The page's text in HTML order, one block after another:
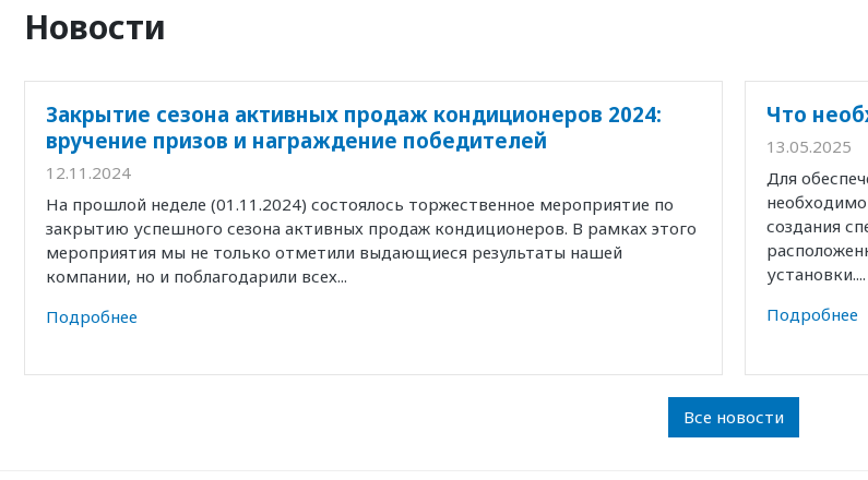
Новости
Закрытие сезона активных продаж кондиционеров 2024:
вручение призов и награждение победителей
12.11.2024
На прошлой неделе (01.11.2024) состоялось торжественное мероприятие по
закрытию успешного сезона активных продаж кондиционеров. В рамках этого
мероприятия мы не только отметили выдающиеся результаты нашей
компании, но и поблагодарили всех...
Подробнее
Что
13.05.2025
Для
создания
установки....
Подробнее
Все новости